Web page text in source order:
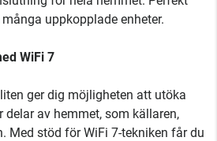
uppkopplade enheter.
WiFi 7
ger dig möjligheten att utöka
delar av hemmet, som källaren,
Med stöd för WiFi 7-tekniken får du